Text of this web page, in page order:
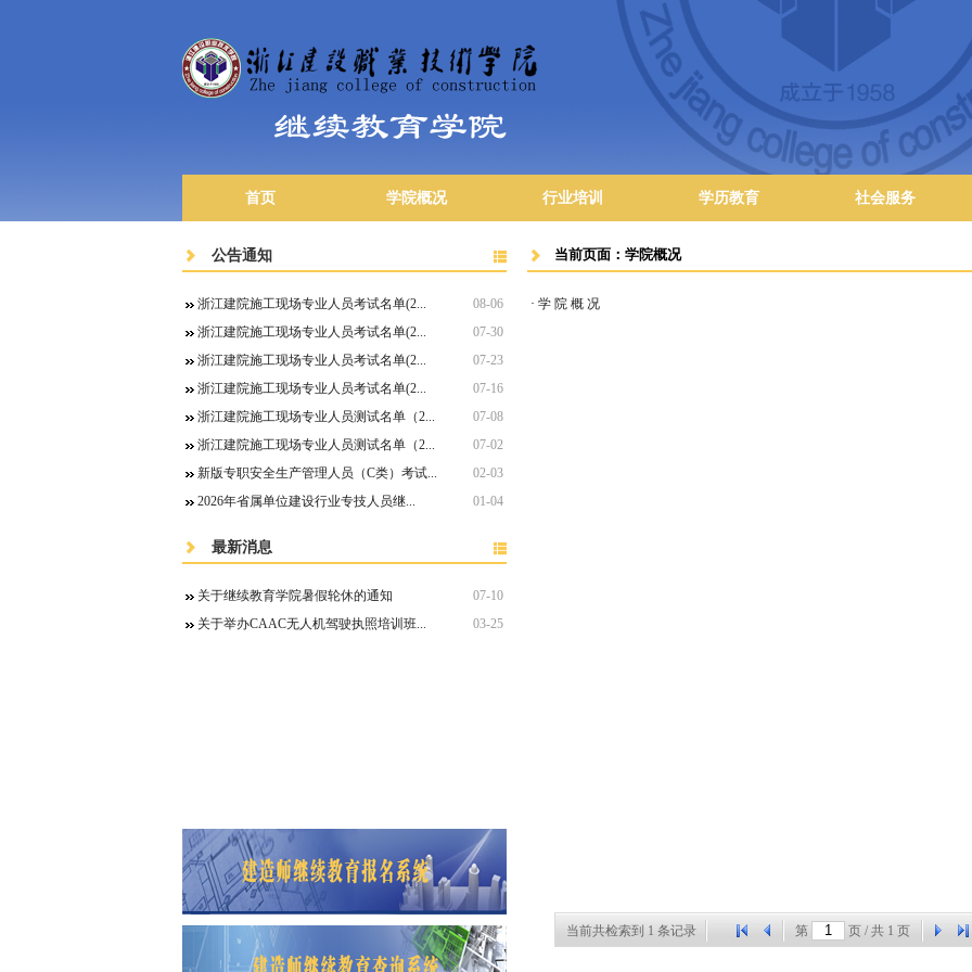
首页 学院概况 行业培训 学历教育 社会服务
公告通知
浙江建院施工现场专业人员考试名单(2...
08-06
浙江建院施工现场专业人员考试名单(2...
07-30
浙江建院施工现场专业人员考试名单(2...
07-23
浙江建院施工现场专业人员考试名单(2...
07-16
浙江建院施工现场专业人员测试名单（2...
07-08
浙江建院施工现场专业人员测试名单（2...
07-02
新版专职安全生产管理人员（C类）考试...
02-03
2026年省属单位建设行业专技人员继...
01-04
最新消息
关于继续教育学院暑假轮休的通知
07-10
关于举办CAAC无人机驾驶执照培训班...
03-25
当前页面： 学院概况
· 学 院 概 况
当前共检索到 1 条记录 第 页 / 共 1 页